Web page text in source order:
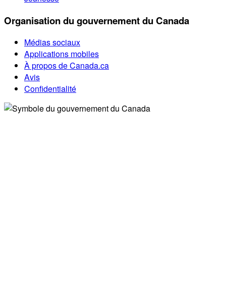
Organisation du gouvernement du Canada
Médias sociaux
Applications mobiles
À propos de Canada.ca
Avis
Confidentialité